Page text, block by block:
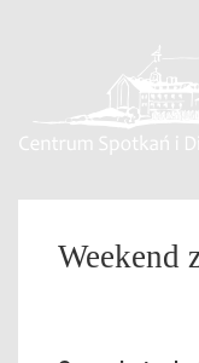
Weekend